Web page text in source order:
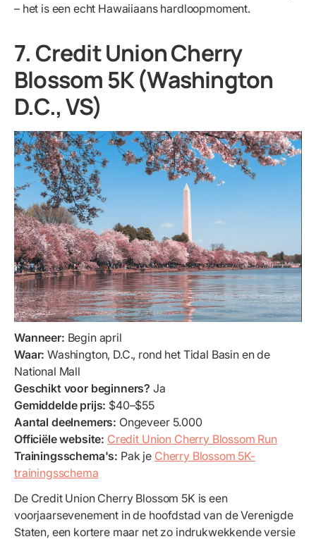
– het is een echt Hawaiiaans hardloopmoment.
7. Credit Union Cherry
Blossom 5K (Washington
D.C., VS)
Wanneer: Begin april
Waar: Washington, D.C., rond het Tidal Basin en de
National Mall
Geschikt voor beginners? Ja
Gemiddelde prijs: $40–$55
Aantal deelnemers: Ongeveer 5.000
Officiële website: Credit Union Cherry Blossom Run
Trainingsschema's: Pak je Cherry Blossom 5K-
trainingsschema
De Credit Union Cherry Blossom 5K is een
voorjaarsevenement in de hoofdstad van de Verenigde
Staten, een kortere maar net zo indrukwekkende versie